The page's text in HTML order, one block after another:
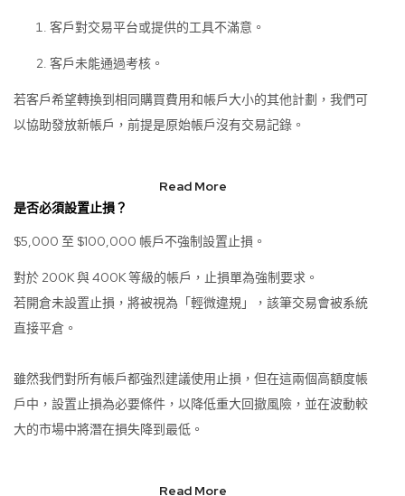
客戶對交易平台或提供的工具不滿意。
客戶未能通過考核。
若客戶希望轉換到相同購買費用和帳戶大小的其他計劃，我們可
以協助發放新帳戶，前提是原始帳戶沒有交易記錄。
Read More
是否必須設置止損？
$5,000 至 $100,000 帳戶不強制設置止損。
對於 200K 與 400K 等級的帳戶，止損單為強制要求。
若開倉未設置止損，將被視為「輕微違規」，該筆交易會被系統
直接平倉。
雖然我們對所有帳戶都強烈建議使用止損，但在這兩個高額度帳
戶中，設置止損為必要條件，以降低重大回撤風險，並在波動較
大的市場中將潛在損失降到最低。
Read More